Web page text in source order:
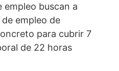
empleo buscan a
empleo de
para cubrir 7
de 22 horas